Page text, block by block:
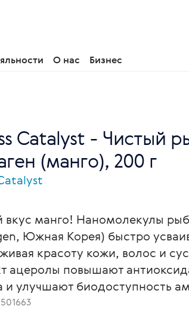
О нас Бизнес
Catalyst - Чистый
(манго), 200 г
манго! Наномолекулы
Южная Корея) быстро
красоту кожи, волос и
ацеролы повышают
и улучшают биодоступность
501663